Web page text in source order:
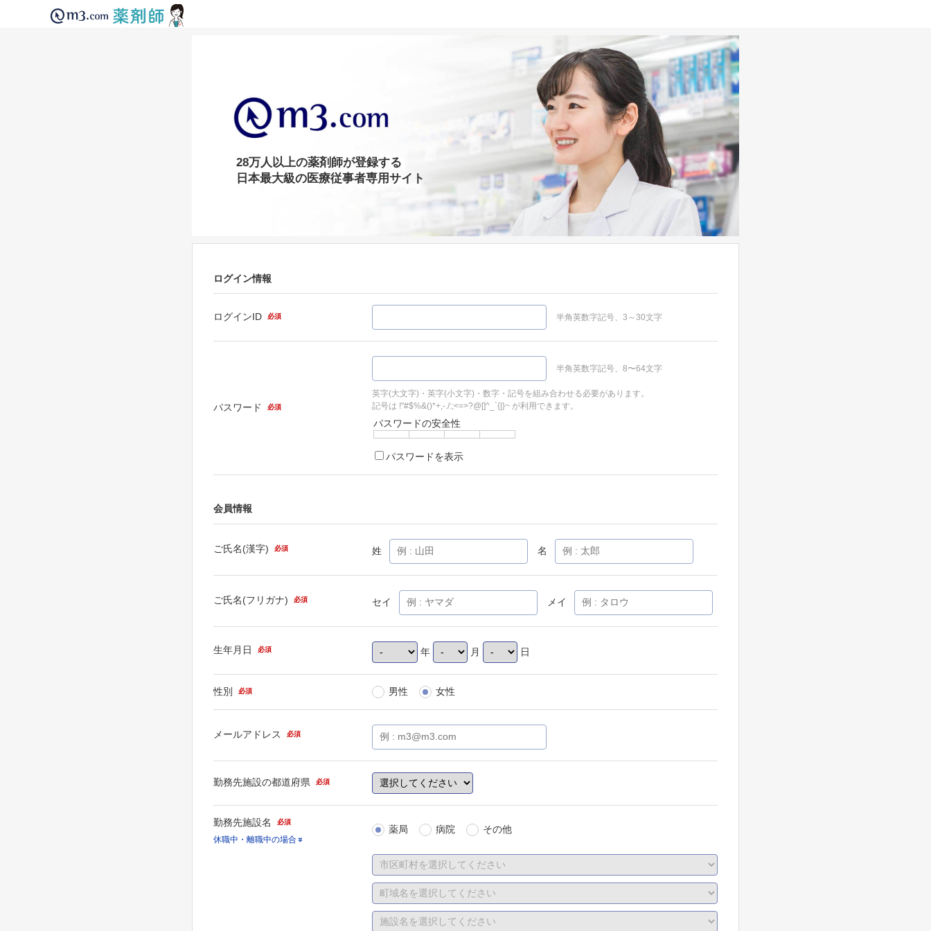
28万人以上の薬剤師が登録する
日本最大級の医療従事者専用サイト
ログイン情報
ログインID 必須 半角英数字記号、3～30文字
パスワード 必須
半角英数字記号、8〜64文字
英字(大文字)・英字(小文字)・数字・記号を組み合わせる必要があります。
記号は !"#$%&()*+,-./:;<=>?@[]^_`{|}~ が利用できます。
パスワードの安全性
パスワードを表示
会員情報
ご氏名(漢字) 必須 姓 名
ご氏名(フリガナ) 必須 セイ メイ
生年月日 必須 年 月 日
性別 必須 男性 女性
メールアドレス 必須
勤務先施設の都道府県 必須
勤務先施設名 必須
休職中・離職中の場合
薬局 病院 その他